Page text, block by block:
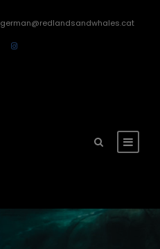
german@redlandsandwhales.cat